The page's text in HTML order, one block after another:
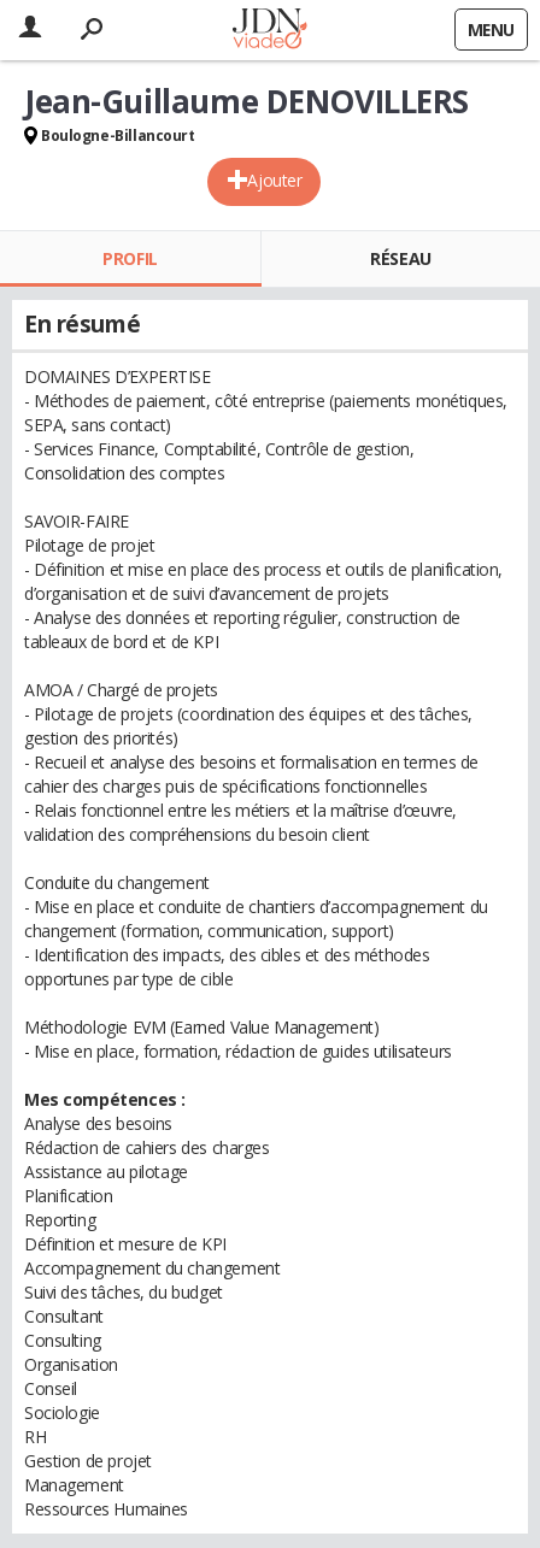
MENU
Ajouter
Jean-Guillaume DENOVILLERS
Boulogne-Billancourt
PROFIL RÉSEAU
En résumé
DOMAINES D’EXPERTISE
- Méthodes de paiement, côté entreprise (paiements monétiques,
SEPA, sans contact)
- Services Finance, Comptabilité, Contrôle de gestion,
Consolidation des comptes
SAVOIR-FAIRE
Pilotage de projet
- Définition et mise en place des process et outils de planification,
d’organisation et de suivi d’avancement de projets
- Analyse des données et reporting régulier, construction de
tableaux de bord et de KPI
AMOA / Chargé de projets
- Pilotage de projets (coordination des équipes et des tâches,
gestion des priorités)
- Recueil et analyse des besoins et formalisation en termes de
cahier des charges puis de spécifications fonctionnelles
- Relais fonctionnel entre les métiers et la maîtrise d’œuvre,
validation des compréhensions du besoin client
Conduite du changement
- Mise en place et conduite de chantiers d’accompagnement du
changement (formation, communication, support)
- Identification des impacts, des cibles et des méthodes
opportunes par type de cible
Méthodologie EVM (Earned Value Management)
- Mise en place, formation, rédaction de guides utilisateurs
Mes compétences :
Analyse des besoins
Rédaction de cahiers des charges
Assistance au pilotage
Planification
Reporting
Définition et mesure de KPI
Accompagnement du changement
Suivi des tâches, du budget
Consultant
Consulting
Organisation
Conseil
Sociologie
RH
Gestion de projet
Management
Ressources Humaines